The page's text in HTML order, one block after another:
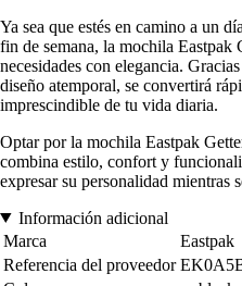
Ya sea que estés en camino a un
fin de semana, la mochila Eastpak
necesidades con elegancia.
diseño atemporal, se convertirá
imprescindible de tu vida diaria.
Optar por la mochila Eastpak
combina estilo, confort y
expresar su personalidad mientras
Información adicional
Marca
Eastpak
Referencia del proveedor